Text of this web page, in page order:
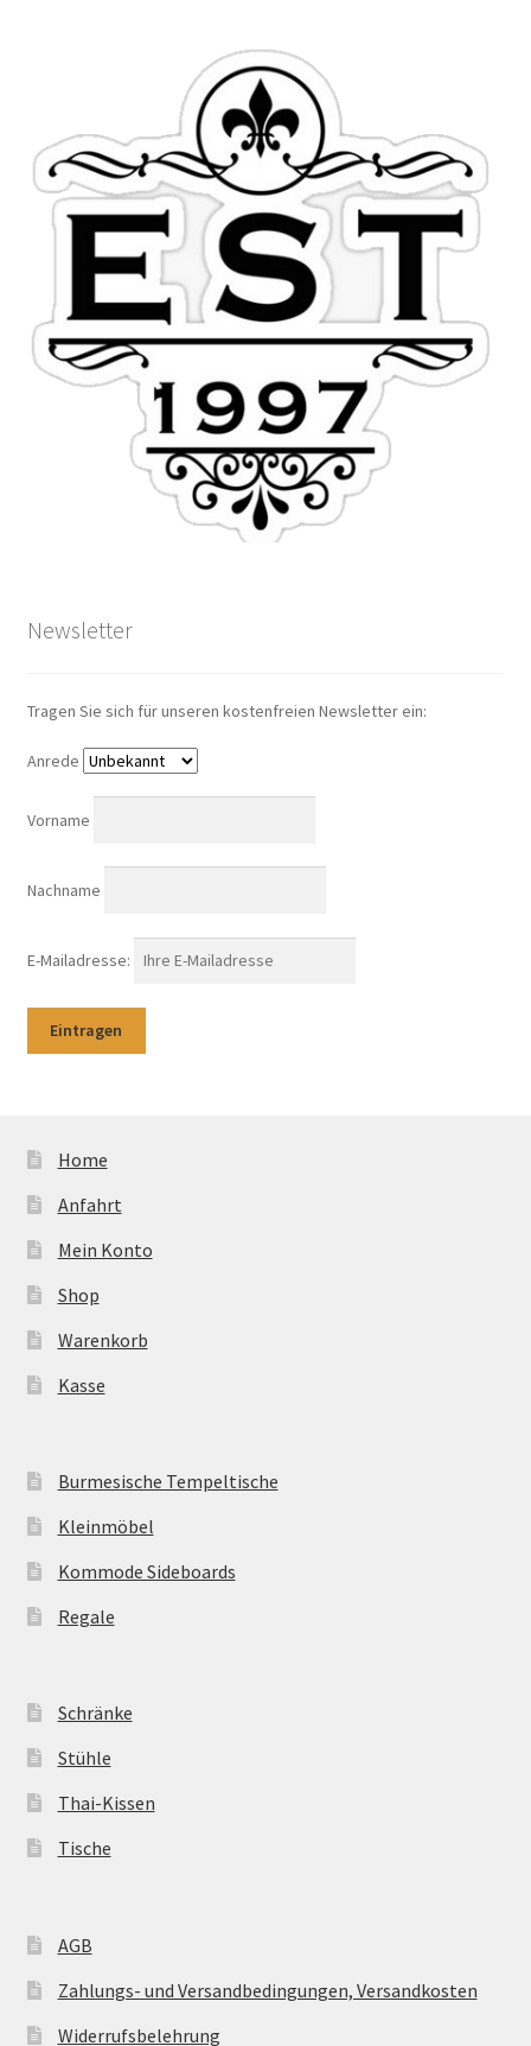
Newsletter
Tragen Sie sich für unseren kostenfreien Newsletter ein:
Anrede
Vorname
Nachname
E-Mailadresse:
Home
Anfahrt
Mein Konto
Shop
Warenkorb
Kasse
Burmesische Tempeltische
Kleinmöbel
Kommode Sideboards
Regale
Schränke
Stühle
Thai-Kissen
Tische
AGB
Zahlungs- und Versandbedingungen, Versandkosten
Widerrufsbelehrung